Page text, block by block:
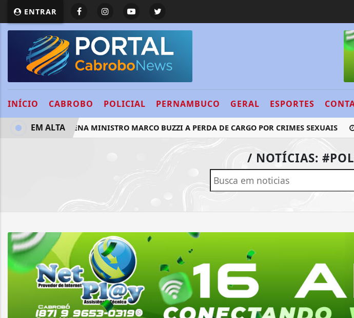
ENTRAR
INÍCIO CABROBO POLICIAL PERNAMBUCO GERAL ESPORTES
STJ CONDENA MINISTRO MARCO BUZZI A PERDA DE CARGO POR CRIMES SEXUAIS
EM ALTA
/ NOTÍCIAS: